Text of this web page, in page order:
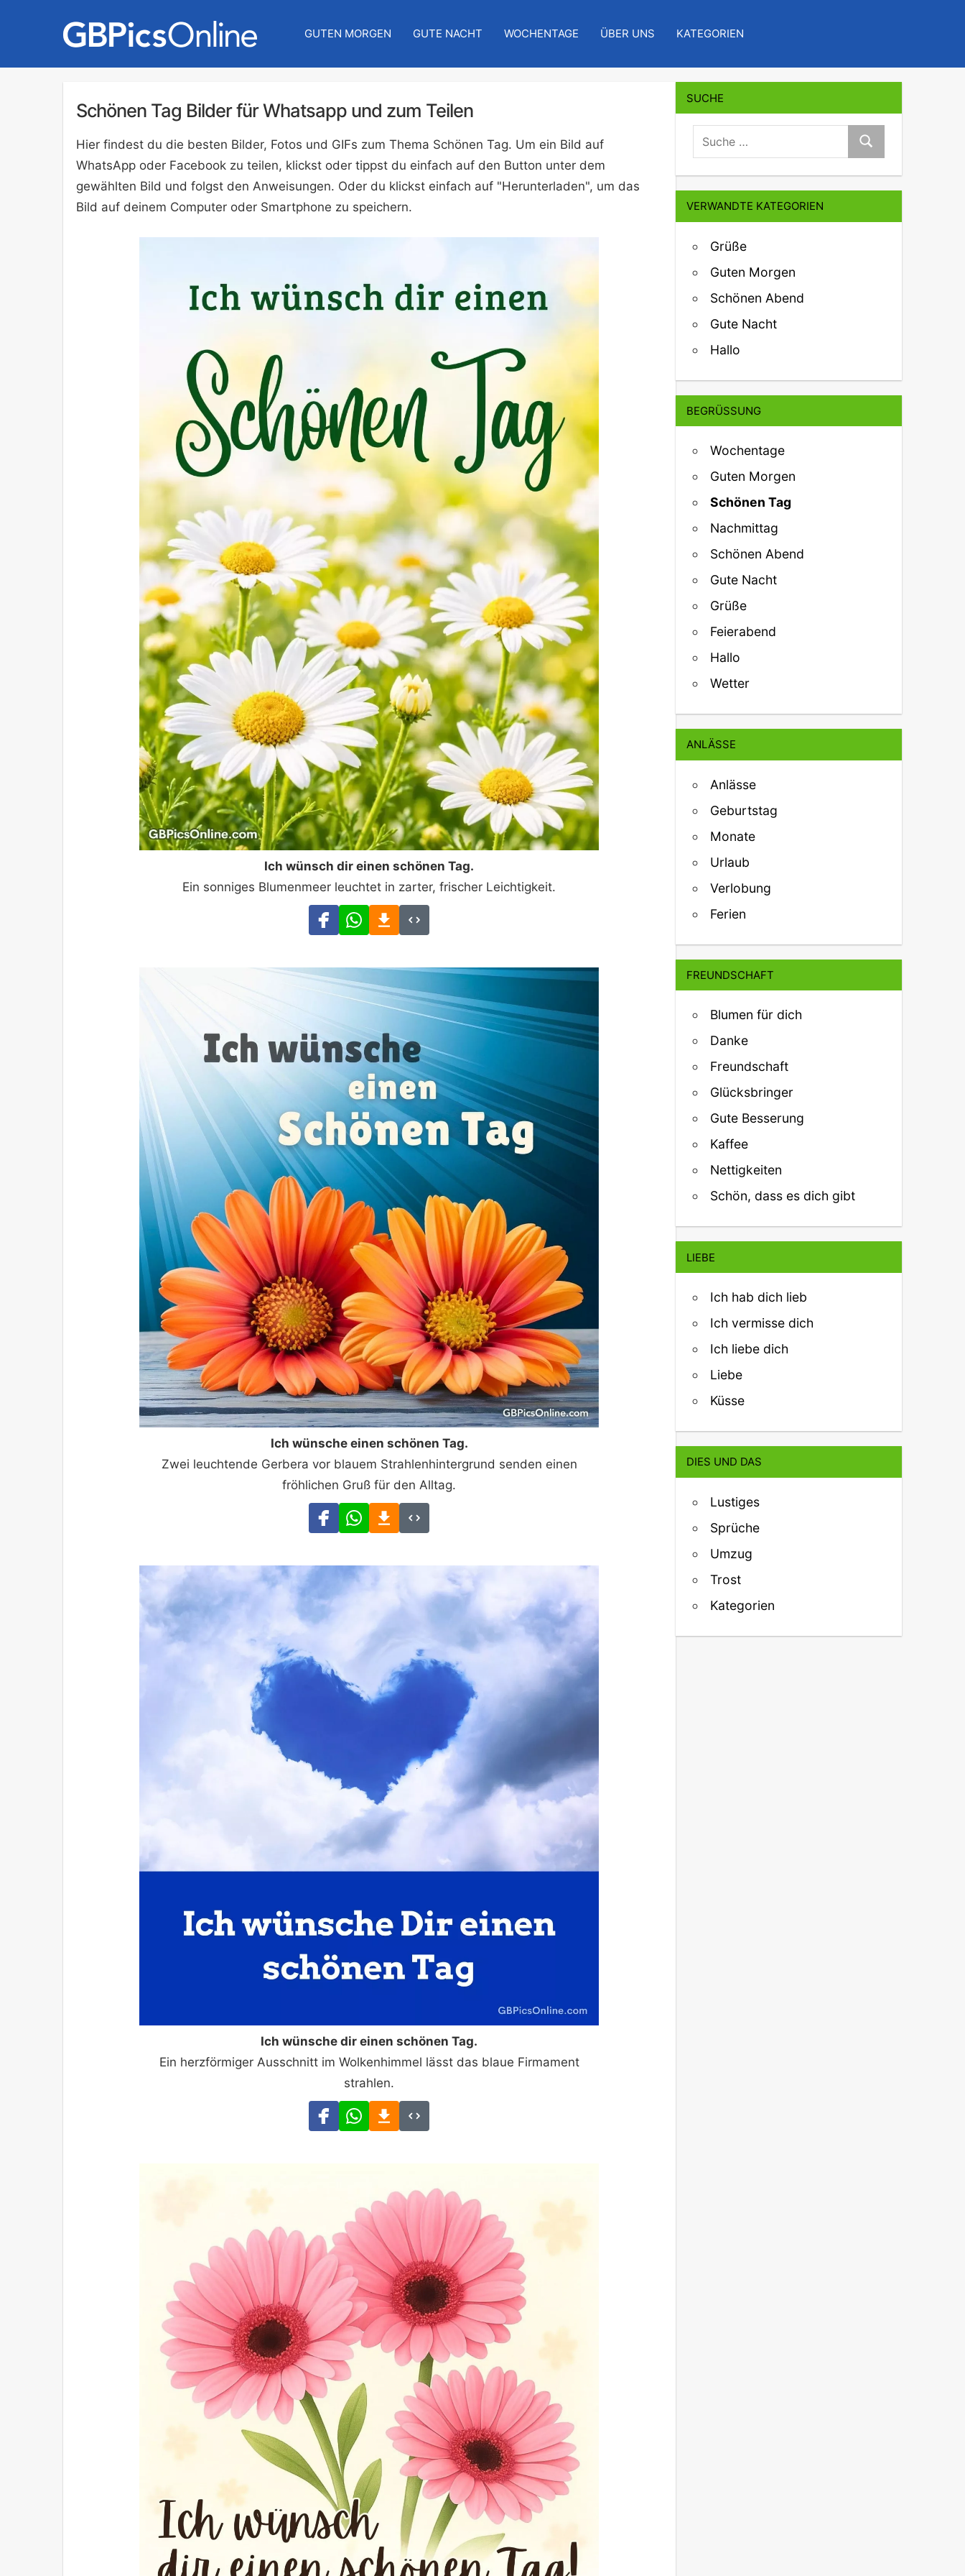
GUTEN MORGEN GUTE NACHT WOCHENTAGE ÜBER UNS KATEGORIEN
Schönen Tag Bilder für Whatsapp und zum Teilen
Hier findest du die besten Bilder, Fotos und GIFs zum Thema Schönen Tag. Um ein Bild auf
WhatsApp oder Facebook zu teilen, klickst oder tippst du einfach auf den Button unter dem
gewählten Bild und folgst den Anweisungen. Oder du klickst einfach auf "Herunterladen", um das
Bild auf deinem Computer oder Smartphone zu speichern.
Ich wünsch dir einen schönen Tag.
Ein sonniges Blumenmeer leuchtet in zarter, frischer Leichtigkeit.
Ich wünsche einen schönen Tag.
Zwei leuchtende Gerbera vor blauem Strahlenhintergrund senden einen
fröhlichen Gruß für den Alltag.
Ich wünsche dir einen schönen Tag.
Ein herzförmiger Ausschnitt im Wolkenhimmel lässt das blaue Firmament
strahlen.
SUCHE
suche:
Suche
VERWANDTE KATEGORIEN
Grüße
Guten Morgen
Schönen Abend
Gute Nacht
Hallo
BEGRÜSSUNG
Wochentage
Guten Morgen
Schönen Tag
Nachmittag
Schönen Abend
Gute Nacht
Grüße
Feierabend
Hallo
Wetter
ANLÄSSE
Anlässe
Geburtstag
Monate
Urlaub
Verlobung
Ferien
FREUNDSCHAFT
Blumen für dich
Danke
Freundschaft
Glücksbringer
Gute Besserung
Kaffee
Nettigkeiten
Schön, dass es dich gibt
LIEBE
Ich hab dich lieb
Ich vermisse dich
Ich liebe dich
Liebe
Küsse
DIES UND DAS
Lustiges
Sprüche
Umzug
Trost
Kategorien